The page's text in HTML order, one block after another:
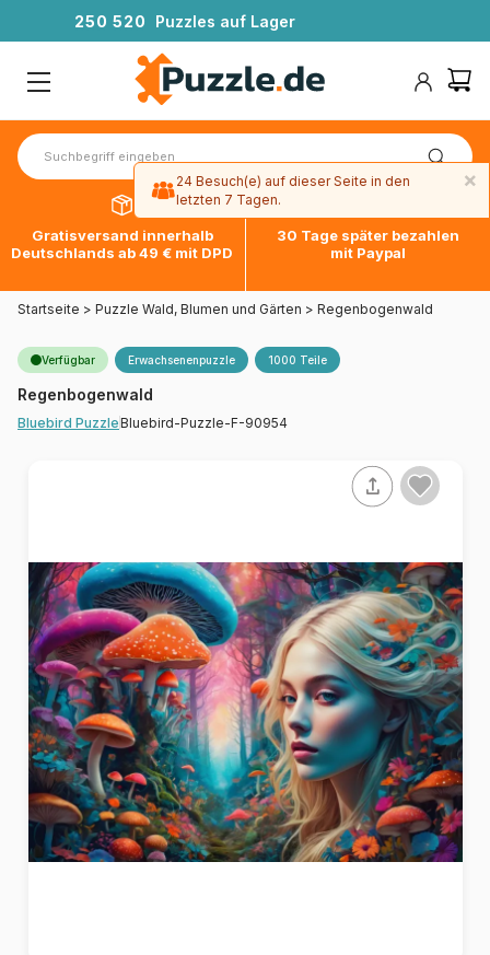
250 520 Puzzles auf Lager
Gratisversand innerhalb
Deutschlands ab 49 € mit DPD
30 Tage später bezahlen
mit Paypal
Startseite > Puzzle Wald, Blumen und Gärten > Regenbogenwald
Verfügbar Erwachsenenpuzzle 1000 Teile
Regenbogenwald
Bluebird PuzzleBluebird-Puzzle-F-90954
×
24 Besuch(e) auf dieser Seite in den
letzten 7 Tagen.